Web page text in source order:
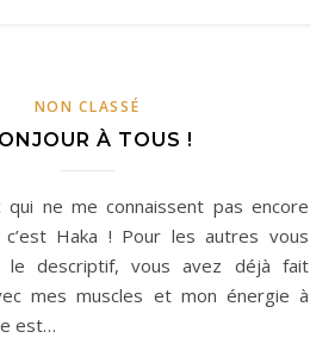
NON CLASSÉ
À TOUS !
qui ne me connaissent pas encore
Haka ! Pour les autres vous
le descriptif, vous avez déjà fait
mes muscles et mon énergie à
est…